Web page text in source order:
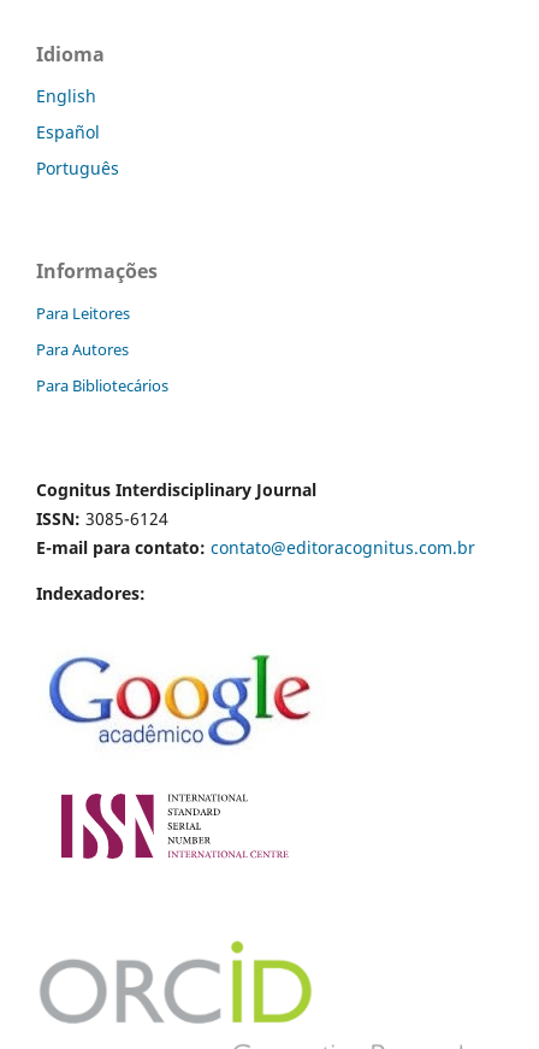
Idioma
English
Español
Português
Informações
Para Leitores
Para Autores
Para Bibliotecários
Cognitus Interdisciplinary Journal
ISSN: 3085-6124
E-mail para contato: contato@editoracognitus.com.br
Indexadores: